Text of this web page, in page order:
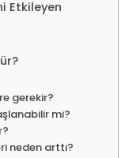
Etkileyen
gerekir?
mi?
neden arttı?